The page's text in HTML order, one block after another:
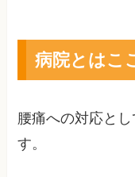
病院とはこ
腰痛への対応と
す。